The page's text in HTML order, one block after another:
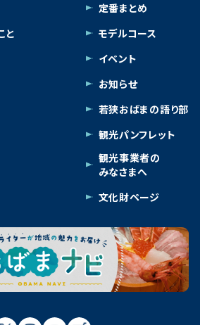
と
定番まとめ
モデルコース
イベント
お知らせ
若狭おばまの語り部
観光パンフレット
観光事業者の
みなさまへ
文化財ページ